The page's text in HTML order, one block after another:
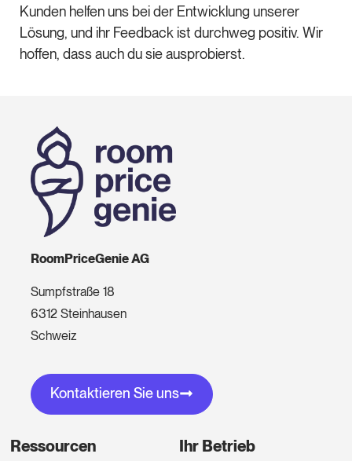
Kunden helfen uns bei der Entwicklung unserer
Lösung, und ihr Feedback ist durchweg positiv. Wir
hoffen, dass auch du sie ausprobierst.
RoomPriceGenie AG
Sumpfstraße 18
6312 Steinhausen
Schweiz
Kontaktieren Sie uns
Ressourcen Ihr Betrieb